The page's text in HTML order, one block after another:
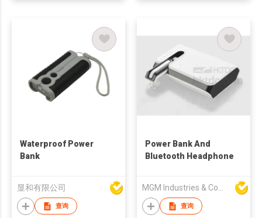
Waterproof Power
Bank
显和有限公司
查询
Power Bank And
Bluetooth Headphone
MGM Industries & Company
查询